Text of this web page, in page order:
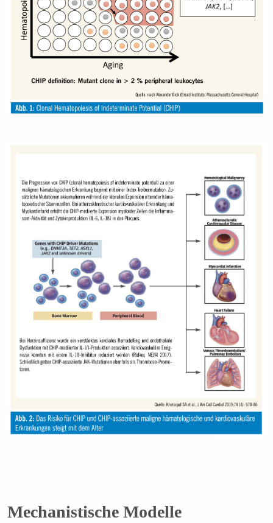
Mechanistische Modelle